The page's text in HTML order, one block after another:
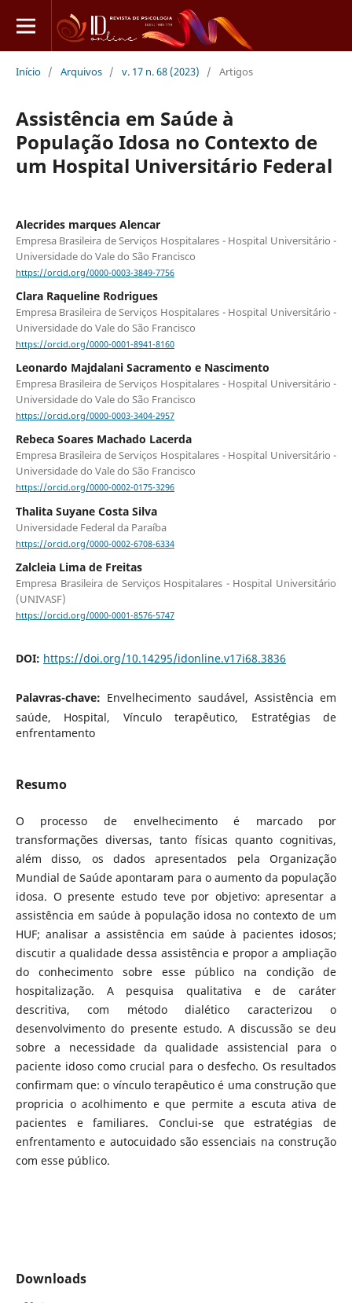
Início / Arquivos / v. 17 n. 68 (2023) / Artigos
Assistência em Saúde à
População Idosa no Contexto de
um Hospital Universitário Federal
Alecrides marques Alencar
Empresa Brasileira de Serviços Hospitalares - Hospital Universitário -
Universidade do Vale do São Francisco
https://orcid.org/0000-0003-3849-7756
Clara Raqueline Rodrigues
Empresa Brasileira de Serviços Hospitalares - Hospital Universitário -
Universidade do Vale do São Francisco
https://orcid.org/0000-0001-8941-8160
Leonardo Majdalani Sacramento e Nascimento
Empresa Brasileira de Serviços Hospitalares - Hospital Universitário -
Universidade do Vale do São Francisco
https://orcid.org/0000-0003-3404-2957
Rebeca Soares Machado Lacerda
Empresa Brasileira de Serviços Hospitalares - Hospital Universitário -
Universidade do Vale do São Francisco
https://orcid.org/0000-0002-0175-3296
Thalita Suyane Costa Silva
Universidade Federal da Paraíba
https://orcid.org/0000-0002-6708-6334
Zalcleia Lima de Freitas
Empresa Brasileira de Serviços Hospitalares - Hospital Universitário
(UNIVASF)
https://orcid.org/0000-0001-8576-5747
DOI: https://doi.org/10.14295/idonline.v17i68.3836
Palavras-chave: Envelhecimento saudável, Assistência em
saúde, Hospital, Vínculo terapêutico, Estrat´égias de
enfrentamento
Resumo
O processo de envelhecimento é marcado por
transformações diversas, tanto físicas quanto cognitivas,
além disso, os dados apresentados pela Organização
Mundial de Saúde apontaram para o aumento da população
idosa. O presente estudo teve por objetivo: apresentar a
assistência em saúde à população idosa no contexto de um
HUF; analisar a assistência em saúde à pacientes idosos;
discutir a qualidade dessa assistência e propor a ampliação
do conhecimento sobre esse público na condição de
hospitalização. A pesquisa qualitativa e de caráter
descritiva, com método dialético caracterizou o
desenvolvimento do presente estudo. A discussão se deu
sobre a necessidade da qualidade assistencial para o
paciente idoso como crucial para o desfecho. Os resultados
confirmam que: o vínculo terapêutico é uma construção que
propricia o acolhimento e que permite a escuta ativa de
pacientes e familiares. Conclui-se que estratégias de
enfrentamento e autocuidado são essenciais na construção
com esse público.
Downloads